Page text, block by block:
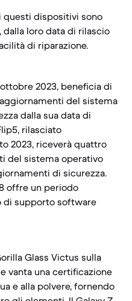
questi dispositivi sono
loro data di rilascio
di riparazione.
2023, beneficia di
del sistema
dalla sua data di
rilasciato
2023, riceverà quattro
del sistema operativo
di sicurezza.
offre un periodo
di supporto software
Glass Victus sulla
vanta una certificazione
e alla polvere, fornendo